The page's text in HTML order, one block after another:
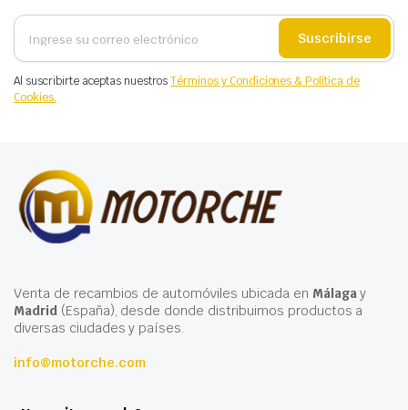
Suscribirse
Al suscribirte aceptas nuestrosTérminos y Condiciones & Política de
Cookies.
Venta de recambios de automóviles ubicada en Málagay
Madrid(España), desde donde distribuimos productos a
diversas ciudades y países.
info@motorche.com